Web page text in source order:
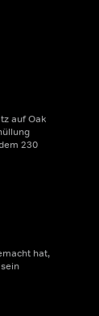
auf Oak
230
hat,